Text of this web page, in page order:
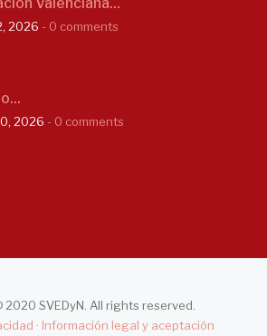
2026 - 0 comments
2026 - 0 comments
SVEDyN. All rights reserved.
· Información legal y aceptación